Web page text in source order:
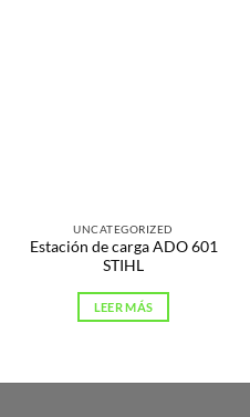
UNCATEGORIZED
Estación de carga ADO 601
STIHL
LEER MÁS